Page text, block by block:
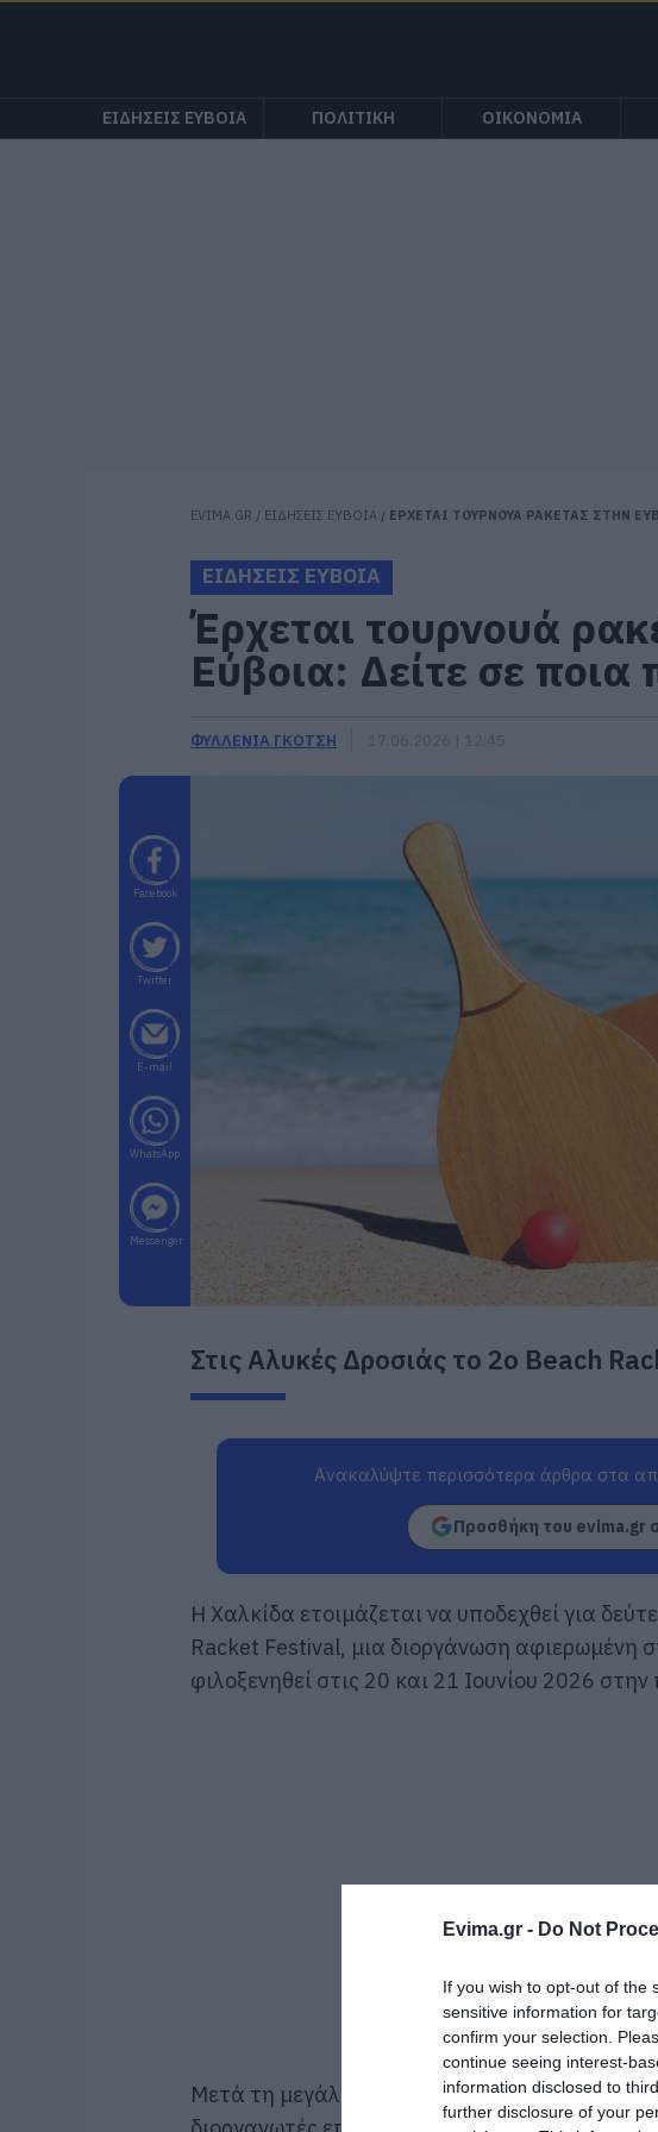
Evima.gr - Do Not
If you wish to opt-out of the
sensitive information for
confirm your selection.
continue seeing interest-
information disclosed to
further disclosure of your
ΕΙΔΗΣΕΙΣ ΕΥΒΟΙΑ ΠΟΛΙΤΙΚΗ ΟΙΚΟΝΟΜΙΑ
EVIMA.GR / ΕΙΔΗΣΕΙΣ ΕΥΒΟΙΑ / ΕΡΧΕΤΑΙ ΤΟΥΡΝΟΥΑ ΡΑΚΕΤΑΣ ΣΤΗΝ
ΕΙΔΗΣΕΙΣ ΕΥΒΟΙΑ
Έρχεται τουρνουά
Εύβοια: Δείτε σε ποια
ΦΥΛΛΕΝΙΑ ΓΚΟΤΣΗ
Facebook
Twitter
E-mail
WhatsApp
Messenger
Στις Αλυκές Δροσιάς το 2ο Beach
Ανακαλύψτε περισσότερα άρθρα στα
Προσθήκη του evima.gr
Η Χαλκίδα ετοιμάζεται να υποδεχθεί για
Racket Festival, μια διοργάνωση αφιερωμένη
φιλοξενηθεί στις 20 και 21 Ιουνίου 2026
Μετά τη μεγάλη ανταπόκριση που γνώρισε η